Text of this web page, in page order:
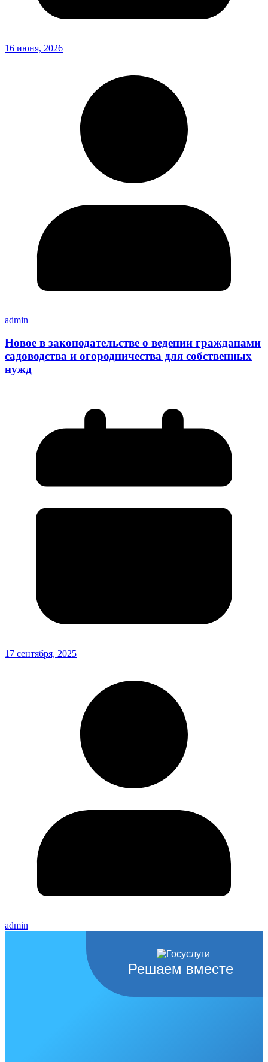
16 июня, 2026
admin
Новое в законодательстве о ведении гражданами
садоводства и огородничества для собственных
нужд
17 сентября, 2025
admin
Решаем вместе